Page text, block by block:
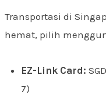
Transportasi di
hemat, pilih
EZ-Link Card:
7)